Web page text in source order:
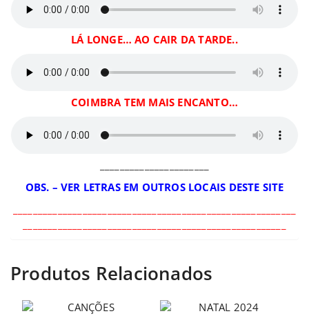
LÁ LONGE… AO CAIR DA TARDE..
COIMBRA TEM MAIS ENCANTO…
OBS. – VER LETRAS EM OUTROS LOCAIS DESTE SITE
Produtos Relacionados